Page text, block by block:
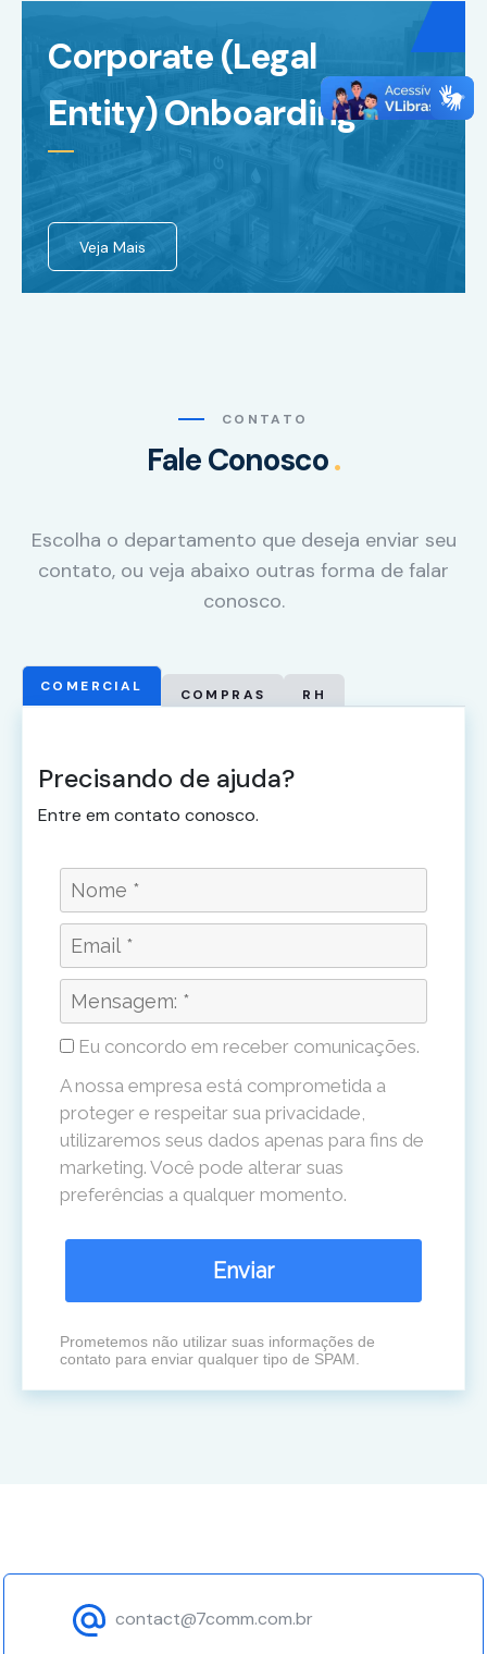
Corporate (Legal
Entity) Onboarding
Veja Mais
CONTATO
Fale Conosco.
Escolha o departamento que deseja enviar seu
contato, ou veja abaixo outras forma de falar
conosco.
COMERCIAL COMPRAS RH
Precisando de ajuda?
Entre em contato conosco.
Eu concordo em receber comunicações.
A nossa empresa está comprometida a
proteger e respeitar sua privacidade,
utilizaremos seus dados apenas para fins de
marketing. Você pode alterar suas
preferências a qualquer momento.
Enviar
Prometemos não utilizar suas informações de
contato para enviar qualquer tipo de SPAM.
contact@7comm.com.br